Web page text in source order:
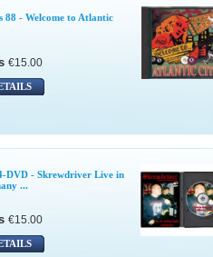
88 - Welcome to Atlantic
€15.00
DVD - Skrewdriver Live in
...
€15.00